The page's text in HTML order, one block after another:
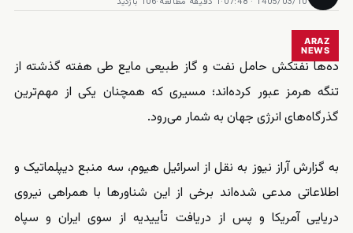
ARAZ
NEWS
ده‌ها نفتکش حامل نفت و گاز طبیعی مایع طی هفته گذشته از
تنگه هرمز عبور کرده‌اند؛ مسیری که همچنان یکی از مهم‌ترین
گذرگاه‌های انرژی جهان به شمار می‌رود.
به گزارش آراز نیوز به نقل از اسرائیل هیوم، سه منبع دیپلماتیک و
اطلاعاتی مدعی شده‌اند برخی از این شناورها با همراهی نیروی
دریایی آمریکا و پس از دریافت تأییدیه از سوی ایران و سپاه